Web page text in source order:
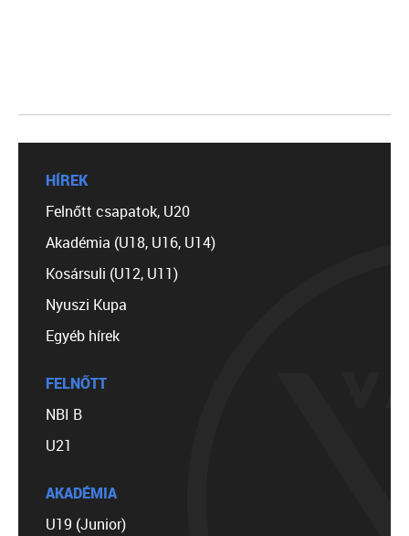
HÍREK
Felnőtt csapatok, U20
Akadémia (U18, U16, U14)
Kosársuli (U12, U11)
Nyuszi Kupa
Egyéb hírek
FELNŐTT
NBI B
U21
AKADÉMIA
U19 (Junior)